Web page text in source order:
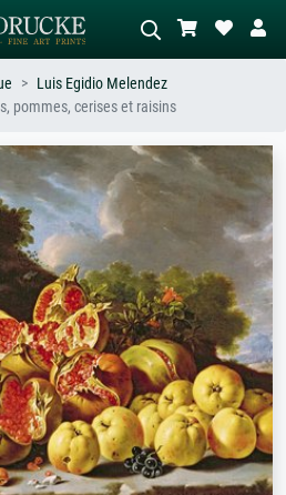
–
Décrivez la scène – ex. prairie verte,
abstrait avec beaucoup de rouge,
tableau sombre, nu debout près d'un
arbre.
Luis Egidio Melendez
pommes, cerises et raisins